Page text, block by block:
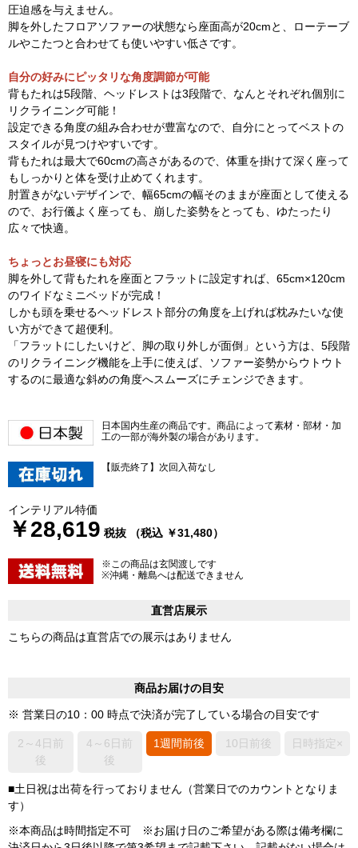
圧迫感を与えません。
脚を外したフロアソファーの状態なら座面高が20cmと、ローテーブ
ルやこたつと合わせても使いやすい低さです。
自分の好みにピッタリな角度調節が可能
背もたれは5段階、ヘッドレストは3段階で、なんとそれぞれ個別に
リクライニング可能！
設定できる角度の組み合わせが豊富なので、自分にとってベストの
スタイルが見つけやすいです。
背もたれは最大で60cmの高さがあるので、体重を掛けて深く座って
もしっかりと体を受け止めてくれます。
肘置きがないデザインで、幅65cmの幅そのままが座面として使える
ので、お行儀よく座っても、崩した姿勢をとっても、ゆたったり
広々で快適。
ちょっとお昼寝にも対応
脚を外して背もたれを座面とフラットに設定すれば、65cm×120cm
のワイドなミニベッドが完成！
しかも頭を乗せるヘッドレスト部分の角度を上げれば枕みたいな使
い方ができて超便利。
「フラットにしたいけど、脚の取り外しが面倒」という方は、5段階
のリクライニング機能を上手に使えば、ソファー姿勢からウトウト
するのに最適な斜めの角度へスムーズにチェンジできます。
日本国内生産の商品です。商品によって素材・部材・加
工の一部が海外製の場合があります。
【販売終了】次回入荷なし
インテリアル特価
￥28,619 税抜 （税込 ￥31,480）
※この商品は玄関渡しです
※沖縄・離島へは配送できません
直営店展示
こちらの商品は直営店での展示はありません
商品お届けの目安
※ 営業日の10：00 時点で決済が完了している場合の目安です
2～4日前
後
4～6日前
後
1週間前後 10日前後 日時指定×
■土日祝は出荷を行っておりません（営業日でのカウントとなりま
す）
※本商品は時間指定不可 ※お届け日のご希望がある際は備考欄に